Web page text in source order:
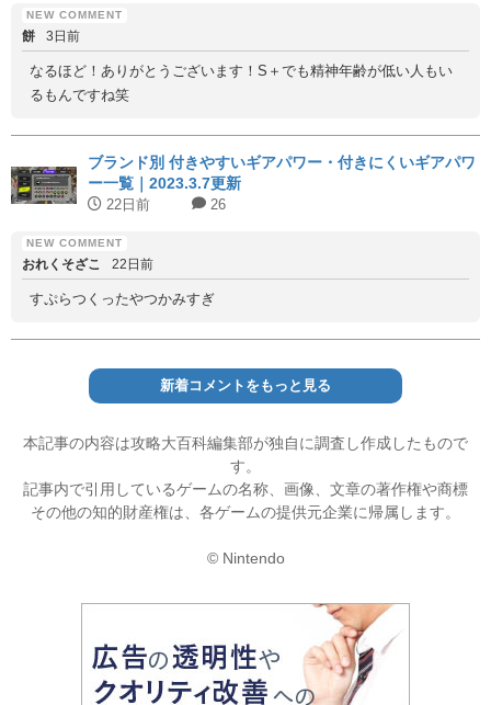
餅 3日前
なるほど！ありがとうございます！S＋でも精神年齢が低い人もい
るもんですね笑
ブランド別 付きやすいギアパワー・付きにくいギアパワ
ー一覧｜2023.3.7更新
22日前 26
おれくそざこ 22日前
すぷらつくったやつかみすぎ
新着コメントをもっと見る
本記事の内容は攻略大百科編集部が独自に調査し作成したもので
す。
記事内で引用しているゲームの名称、画像、文章の著作権や商標
その他の知的財産権は、各ゲームの提供元企業に帰属します。
© Nintendo